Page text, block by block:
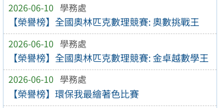
2026-06-10 學務處
【榮譽榜】全國奧林匹克數理競賽: 奧數挑戰王
2026-06-10 學務處
【榮譽榜】全國奧林匹克數理競賽: 金卓越數學王
2026-06-10 學務處
【榮譽榜】環保我最繪著色比賽